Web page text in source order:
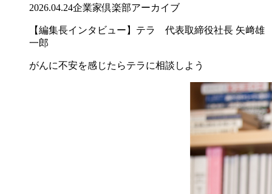
2026.04.24企業家倶楽部アーカイブ
【編集長インタビュー】テラ 代表取締役社長 矢﨑雄
一郎
がんに不安を感じたらテラに相談しよう